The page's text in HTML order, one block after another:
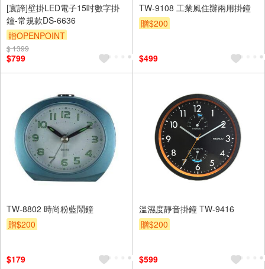
[寰諦]壁掛LED電子15吋數字掛
鐘-常規款DS-6636
贈OPENPOINT
$ 1399
$799
TW-9108 工業風住辦兩用掛鐘
贈$200
$499
TW-8802 時尚粉藍鬧鐘
贈$200
$179
溫濕度靜音掛鐘 TW-9416
贈$200
$599